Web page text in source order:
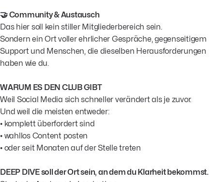
🤝 Community & Austausch
Das hier soll kein stiller Mitgliederbereich sein.
Sondern ein Ort voller ehrlicher Gespräche, gegenseitigem
Support und Menschen, die dieselben Herausforderungen
haben wie du.
WARUM ES DEN CLUB GIBT
Weil Social Media sich schneller verändert als je zuvor.
Und weil die meisten entweder:
• komplett überfordert sind
• wahllos Content posten
• oder seit Monaten auf der Stelle treten
DEEP DIVE soll der Ort sein, an dem du Klarheit bekommst.